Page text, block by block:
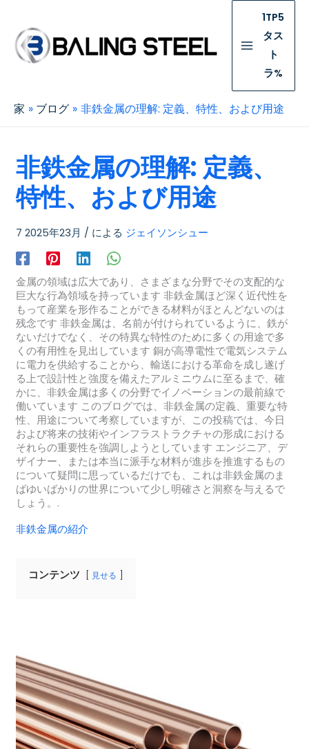
1TP5
タス
ト
ラ%
家 ブログ 非鉄金属の理解: 定義、特性、および用途
非鉄金属の理解: 定義、
特性、および用途
7 2025年23月 / による ジェイソンシュー
金属の領域は広大であり、さまざまな分野でその支配的な
巨大な行為領域を持っています 非鉄金属ほど深く近代性を
もって産業を形作ることができる材料がほとんどないのは
残念です 非鉄金属は、名前が付けられているように、鉄が
ないだけでなく、その特異な特性のために多くの用途で多
くの有用性を見出しています 銅が高導電性で電気システム
に電力を供給することから、輸送における革命を成し遂げ
る上で設計性と強度を備えたアルミニウムに至るまで、確
かに、非鉄金属は多くの分野でイノベーションの最前線で
働いています このブログでは、非鉄金属の定義、重要な特
性、用途について考察していますが、この投稿では、今日
および将来の技術やインフラストラクチャの形成における
それらの重要性を強調しようとしています エンジニア、デ
ザイナー、または本当に派手な材料が進歩を推進するもの
について疑問に思っているだけでも、これは非鉄金属のま
ばゆいばかりの世界について少し明確さと洞察を与えるで
しょう。.
非鉄金属の紹介
コンテンツ 見せる